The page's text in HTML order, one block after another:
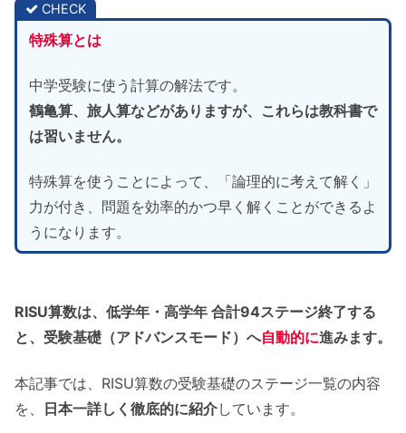
CHECK
特殊算とは
中学受験に使う計算の解法です。
鶴亀算、旅人算などがありますが、これらは教科書で
は習いません。
特殊算を使うことによって、「論理的に考えて解く」
力が付き、問題を効率的かつ早く解くことができるよ
うになります。
RISU算数は、低学年・高学年 合計94ステージ終了する
と、受験基礎（アドバンスモード）へ自動的に進みます。
本記事では、RISU算数の受験基礎のステージ一覧の内容
を、 日本一詳しく徹底的に紹介しています。